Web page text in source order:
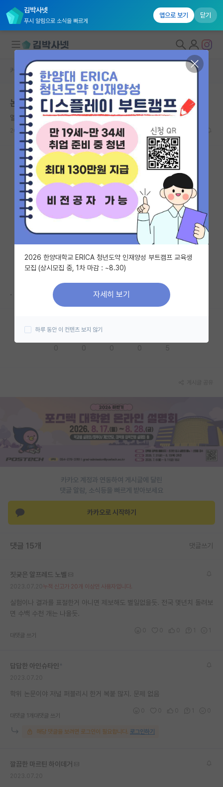
김박사넷
푸시 알림으로 소식을 빠르게
앱으로 보기 닫기
대학원생 모집
국내대학원 정보
연구실&오픈랩
커뮤니티
커뮤니티 홈
전체글보기
베스트 게시판
IF 명예의전당
자유 게시판(아무개랩)
미국 유학 게시판
미국 대학원 합격 후기 게시판
대학원생 모집 게시판
연구실(PI) 홍보 게시판
취업 게시판
임용 후기 게시판
PI 전용 게시판
인문사회 계열 게시판
특수/전문대학원 게시판
반도체/AI 게시판
장학금/장학생 게시판
홍보 게시판
커리어
반도체 아카데미
커뮤니티 홈 자유 게시판(아무개랩)
논문 표절 신고해야 하나요?
열정적인 프랜시스 크릭
2023.07.20 15 4573
.
카카오 계정과 연동하여 게시글에 달린
댓글 알람, 소식등을 빠르게 받아보세요
카카오로 시작하기
댓글 15개 댓글쓰기
짓궂은 알프레드 노벨
누적 신고가 20개 이상인 사용자입니다.
실험이나 결과를 표절한거 아니면 제보해도 별일없을듯. 전국 몇년치 돌려보
면 수백 수천 개는 나올듯.
대댓글 쓰기
답답한 아인슈타인
학위 논문이야 저널 퍼블리시 한거 복붙 많지. 문제 없음
대댓글 1개 대댓글 쓰기
해당 댓글을 보려면 로그인이 필요합니다. 로그인하기
깔끔한 마르틴 하이데거
2026 한양대학교 ERICA 청년도약 인재양성 부트캠프 교육생
모집 (상시모집 중, 1차 마감 : ~8.30)
자세히 보기
하루 동안 이 컨텐츠 보지 않기